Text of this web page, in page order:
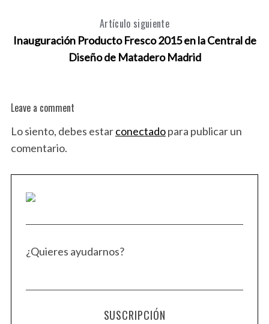
Artículo siguiente
Inauguración Producto Fresco 2015 en la Central de
Diseño de Matadero Madrid
Leave a comment
Lo siento, debes estarconectadopara publicar un
comentario.
¿Quieres ayudarnos?
SUSCRIPCIÓN